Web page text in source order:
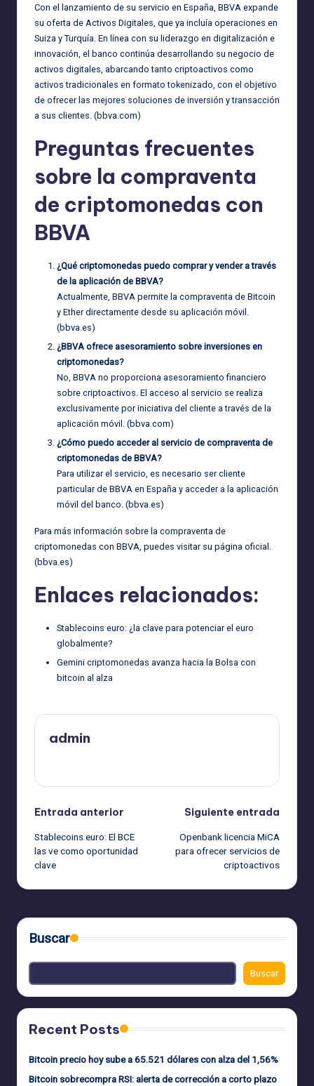
Con el lanzamiento de su servicio en España, BBVA expande
su oferta de Activos Digitales, que ya incluía operaciones en
Suiza y Turquía. En línea con su liderazgo en digitalización e
innovación, el banco continúa desarrollando su negocio de
activos digitales, abarcando tanto criptoactivos como
activos tradicionales en formato tokenizado, con el objetivo
de ofrecer las mejores soluciones de inversión y transacción
a sus clientes. (bbva.com)
Preguntas frecuentes
sobre la compraventa
de criptomonedas con
BBVA
¿Qué criptomonedas puedo comprar y vender a través
de la aplicación de BBVA?
Actualmente, BBVA permite la compraventa de Bitcoin
y Ether directamente desde su aplicación móvil.
(bbva.es)
¿BBVA ofrece asesoramiento sobre inversiones en
criptomonedas?
No, BBVA no proporciona asesoramiento financiero
sobre criptoactivos. El acceso al servicio se realiza
exclusivamente por iniciativa del cliente a través de la
aplicación móvil. (bbva.com)
¿Cómo puedo acceder al servicio de compraventa de
criptomonedas de BBVA?
Para utilizar el servicio, es necesario ser cliente
particular de BBVA en España y acceder a la aplicación
móvil del banco. (bbva.es)
Para más información sobre la compraventa de
criptomonedas con BBVA, puedes visitar su página oficial.
(bbva.es)
Enlaces relacionados:
Stablecoins euro: ¿la clave para potenciar el euro
globalmente?
Gemini criptomonedas avanza hacia la Bolsa con
bitcoin al alza
admin
Navegación
de
entradas
Entrada anterior
Stablecoins euro: El BCE
las ve como oportunidad
clave
Siguiente entrada
Openbank licencia MiCA
para ofrecer servicios de
criptoactivos
Buscar
Buscar
Recent Posts
Bitcoin precio hoy sube a 65.521 dólares con alza del 1,56%
Bitcoin sobrecompra RSI: alerta de corrección a corto plazo